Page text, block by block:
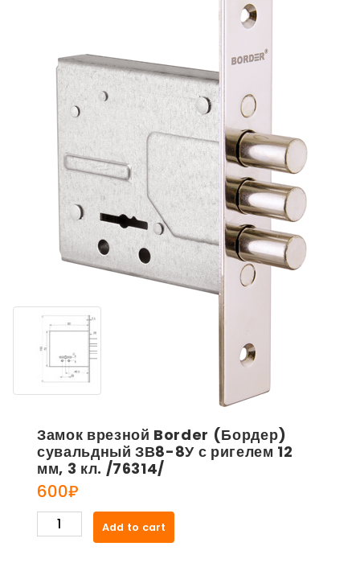
Замок врезной Border (Бордер)
сувальдный ЗВ8-8У с ригелем 12
мм, 3 кл. /76314/
600₽
Замок
врезной
Add to cart